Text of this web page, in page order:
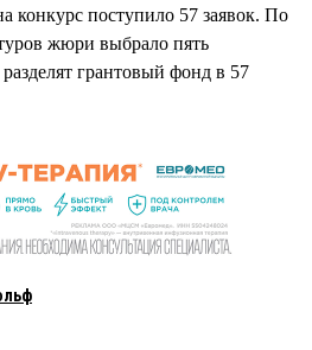
конкурс поступило 57 заявок. По
жюри выбрало пять
грантовый фонд в 57